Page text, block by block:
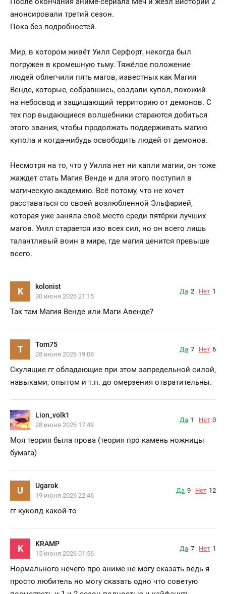
анонсировали третий сезон.
Пока без подробностей.
Мир, в котором живёт Уилл Серфорт, некогда был
погружен в кромешную тьму. Тяжёлое положение
людей облегчили пять магов, известных как Магия
Венде, которые, собравшись, создали купол, похожий
на небосвод и защищающий территорию от демонов. С
тех пор выдающиеся волшебники стараются добиться
этого звания, чтобы продолжать поддерживать магию
купола и когда-нибудь освободить людей от демонов.
Несмотря на то, что у Уилла нет ни капли магии, он тоже
жаждет стать Магия Венде и для этого поступил в
магическую академию. Всё потому, что не хочет
расставаться со своей возлюбленной Эльфарией,
которая уже заняла своё место среди пятёрки лучших
магов. Уилл старается изо всех сил, но он всего лишь
талантливый воин в мире, где магия ценится превыше
всего.
K kolonist
30 июня 2026 21:15
Да 2 Нет 1
Так там Магия Венде или Маги Авенде?
T Tom75
28 июня 2026 19:08
Да 7 Нет 6
Скулящие гг обладающие при этом запредельной силой,
навыками, опытом и т.п. до омерзения отвратительны.
Lion_volk1
28 июня 2026 17:49
Да 1 Нет 0
Моя теория была прова (теория про камень ножницы
бумага)
U Ugarok
19 июня 2026 22:46
Да 9 Нет 12
гг куколд какой-то
K KRAMP
15 июня 2026 01:56
Да 7 Нет 1
Нормального нечего про аниме не могу сказать ведь я
просто любитель но могу сказать одно что советую